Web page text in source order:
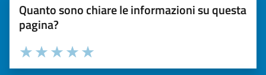
Quanto sono chiare le informazioni su questa
pagina?
Valuta la chiarezza delle informazioni (da 1 a 5 stelle)
Seleziona il numero di stelle per valutare la chiarezza delle
Valuta 5 stelle su 5
Valuta 4 stelle su 5
Valuta 3 stelle su 5
Valuta 2 stelle su 5
Valuta 1 stelle su 5